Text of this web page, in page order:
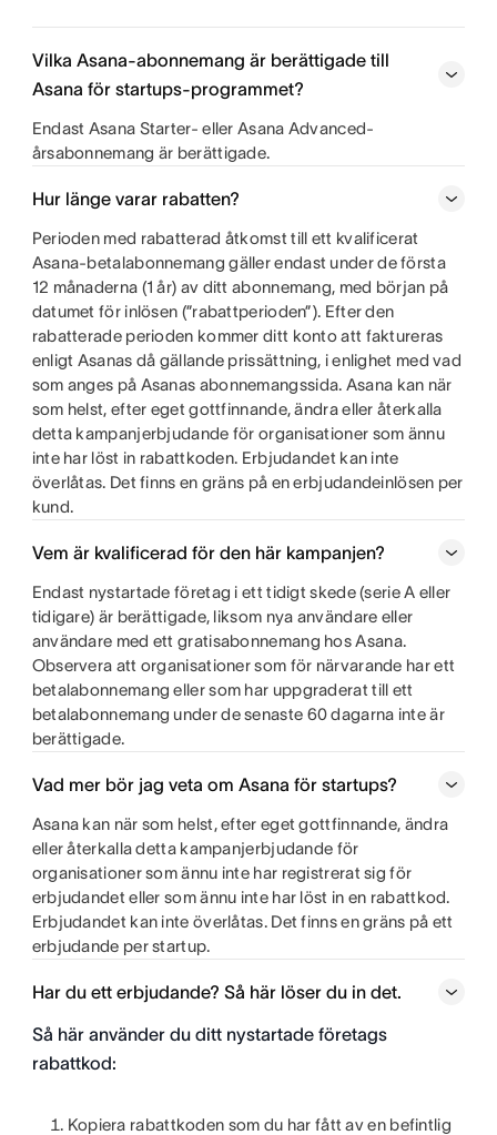
Vilka Asana-abonnemang är berättigade till
Asana för startups-programmet?
Endast Asana Starter- eller Asana Advanced-
årsabonnemang är berättigade.
Hur länge varar rabatten?
Perioden med rabatterad åtkomst till ett kvalificerat
Asana-betalabonnemang gäller endast under de första
12 månaderna (1 år) av ditt abonnemang, med början på
datumet för inlösen (”rabattperioden”). Efter den
rabatterade perioden kommer ditt konto att faktureras
enligt Asanas då gällande prissättning, i enlighet med vad
som anges på Asanas abonnemangssida. Asana kan när
som helst, efter eget gottfinnande, ändra eller återkalla
detta kampanjerbjudande för organisationer som ännu
inte har löst in rabattkoden. Erbjudandet kan inte
överlåtas. Det finns en gräns på en erbjudandeinlösen per
kund.
Vem är kvalificerad för den här kampanjen?
Endast nystartade företag i ett tidigt skede (serie A eller
tidigare) är berättigade, liksom nya användare eller
användare med ett gratisabonnemang hos Asana.
Observera att organisationer som för närvarande har ett
betalabonnemang eller som har uppgraderat till ett
betalabonnemang under de senaste 60 dagarna inte är
berättigade.
Vad mer bör jag veta om Asana för startups?
Asana kan när som helst, efter eget gottfinnande, ändra
eller återkalla detta kampanjerbjudande för
organisationer som ännu inte har registrerat sig för
erbjudandet eller som ännu inte har löst in en rabattkod.
Erbjudandet kan inte överlåtas. Det finns en gräns på ett
erbjudande per startup.
Har du ett erbjudande? Så här löser du in det.
Så här använder du ditt nystartade företags
rabattkod:
Kopiera rabattkoden som du har fått av en befintlig